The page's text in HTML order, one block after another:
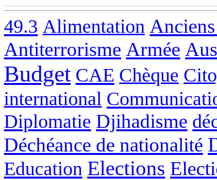
49.3 Alimentation
Antiterrorisme Armée
Budget CAE Chèque
international
Diplomatie Djihadisme
Déchéance de nationalité
Education Elections